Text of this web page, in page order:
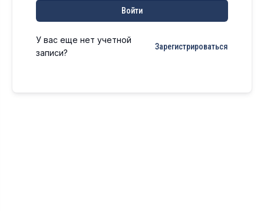
Войти
У вас еще нет учетной
записи?
Зарегистрироваться